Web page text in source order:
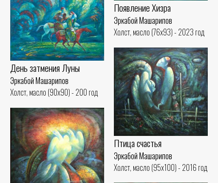
Появление Хизра
Эркабой Машарипов
Холст, масло (76x93) - 2023 год
День затмения Луны
Эркабой Машарипов
Холст, масло (90x90) - 200 год
Птица счастья
Эркабой Машарипов
Холст, масло (95x100) - 2016 год